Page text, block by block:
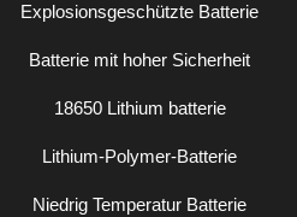
Explosionsgeschützte Batterie
Batterie mit hoher Sicherheit
18650 Lithium batterie
Lithium-Polymer-Batterie
Niedrig Temperatur Batterie